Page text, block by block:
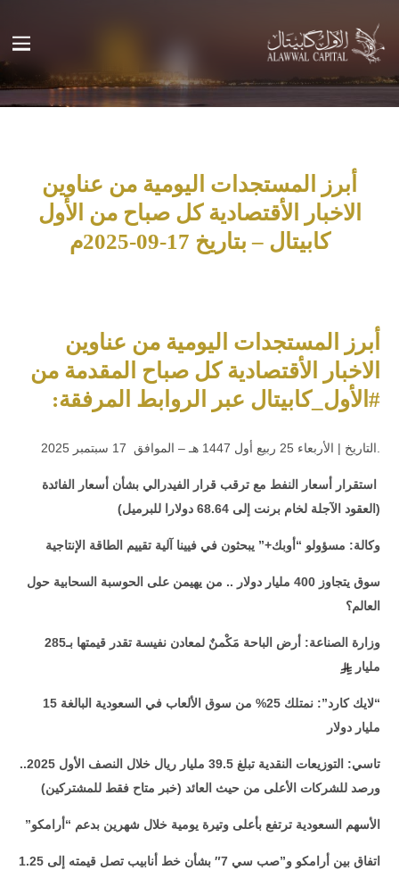
أبرز المستجدات اليومية من عناوين
الاخبار الأقتصادية كل صباح من الأول
كابيتال – بتاريخ 17-09-2025م
أبرز المستجدات اليومية من عناوين
الاخبار الأقتصادية كل صباح المقدمة من
#الأول_كابيتال عبر الروابط المرفقة:
.التاريخ | الأربعاء 25 ربيع أول 1447 هـ – الموافق 17 سبتمبر 2025
استقرار أسعار النفط مع ترقب قرار الفيدرالي بشأن أسعار الفائدة
(العقود الآجلة لخام برنت إلى 68.64 دولارا للبرميل)
وكالة: مسؤولو “أوبك+” يبحثون في فيينا آلية تقييم الطاقة الإنتاجية
سوق يتجاوز 400 مليار دولار .. من يهيمن على الحوسبة السحابية حول
العالم؟
وزارة الصناعة: أرض الباحة مَكْمنٌ لمعادن نفيسة تقدر قيمتها بـ285
مليار
“لايك كارد”: نمتلك 25% من سوق الألعاب في السعودية البالغة 15
مليار دولار
تاسي: التوزيعات النقدية تبلغ 39.5 مليار ريال خلال النصف الأول 2025..
ورصد للشركات الأعلى من حيث العائد (خبر متاح فقط للمشتركين)
الأسهم السعودية ترتفع بأعلى وتيرة يومية خلال شهرين بدعم “أرامكو”
اتفاق بين أرامكو و”صب سي 7″ بشأن خط أنابيب تصل قيمته إلى 1.25